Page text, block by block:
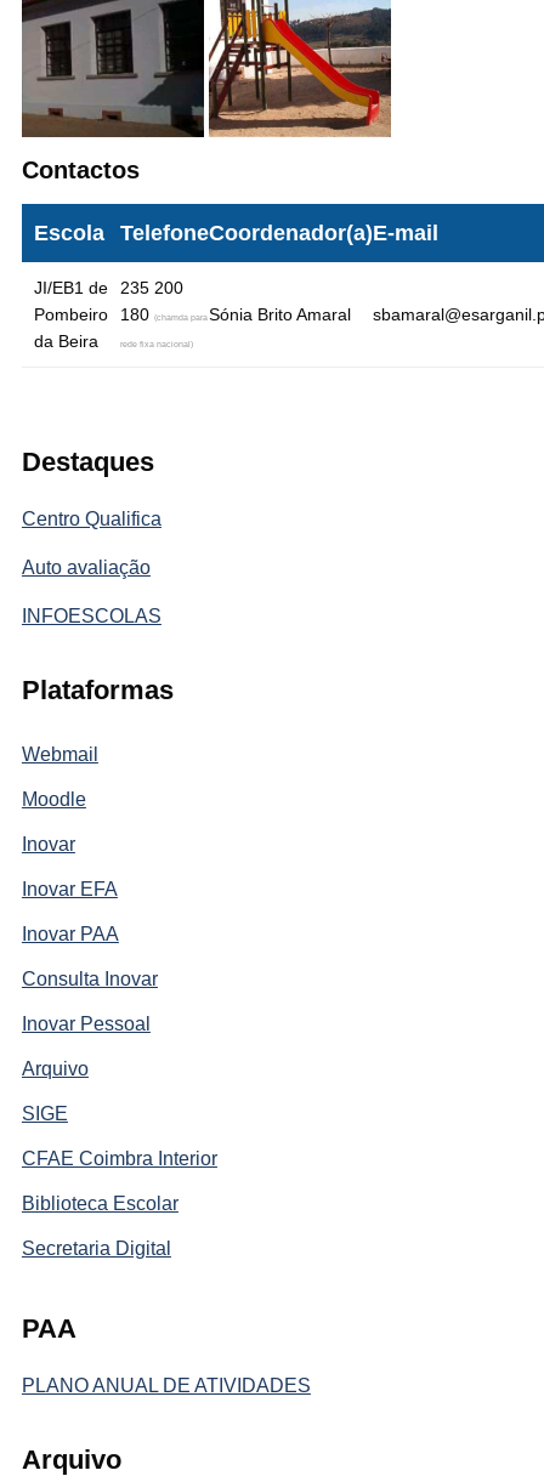
Destaques
Centro Qualifica
Auto avaliação
INFOESCOLAS
Plataformas
Webmail
Moodle
Inovar
Inovar EFA
Inovar PAA
Consulta Inovar
Inovar Pessoal
Arquivo
SIGE
CFAE Coimbra Interior
Biblioteca Escolar
Secretaria Digital
PAA
PLANO ANUAL DE ATIVIDADES
Arquivo
Contactos
Escola TelefoneCoordenador(a)E-mail
JI/EB1 de
Pombeiro
da Beira
235 200
180 (chamda para
rede fixa nacional)
Sónia Brito Amaral